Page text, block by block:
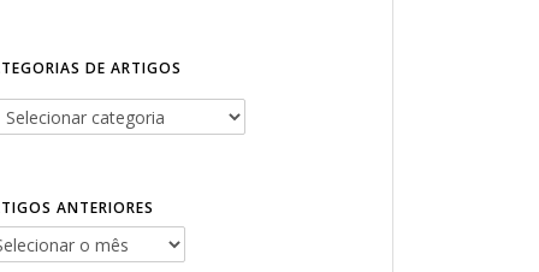
DE ARTIGOS
ANTERIORES